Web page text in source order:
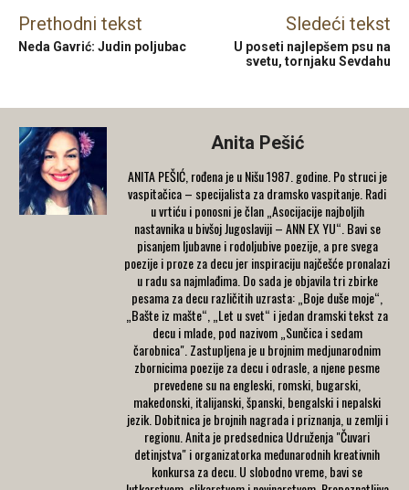
Prethodni tekst
Neda Gavrić: Judin poljubac
Sledeći tekst
U poseti najlepšem psu na
svetu, tornjaku Sevdahu
Anita Pešić
ANITA PEŠIĆ, rođena je u Nišu 1987. godine. Po struci je
vaspitačica – specijalista za dramsko vaspitanje. Radi
u vrtiću i ponosni je član „Asocijacije najboljih
nastavnika u bivšoj Jugoslaviji – ANN EX YU“. Bavi se
pisanjem ljubavne i rodoljubive poezije, a pre svega
poezije i proze za decu jer inspiraciju najčešće pronalazi
u radu sa najmlađima. Do sada je objavila tri zbirke
pesama za decu različitih uzrasta: „Boje duše moje“,
„Bašte iz mašte“, „Let u svet“ i jedan dramski tekst za
decu i mlade, pod nazivom „Sunčica i sedam
čarobnica". Zastupljena je u brojnim medjunarodnim
zbornicima poezije za decu i odrasle, a njene pesme
prevedene su na engleski, romski, bugarski,
makedonski, italijanski, španski, bengalski i nepalski
jezik. Dobitnica je brojnih nagrada i priznanja, u zemlji i
regionu. Anita je predsednica Udruženja "Čuvari
detinjstva" i organizatorka međunarodnih kreativnih
konkursa za decu. U slobodno vreme, bavi se